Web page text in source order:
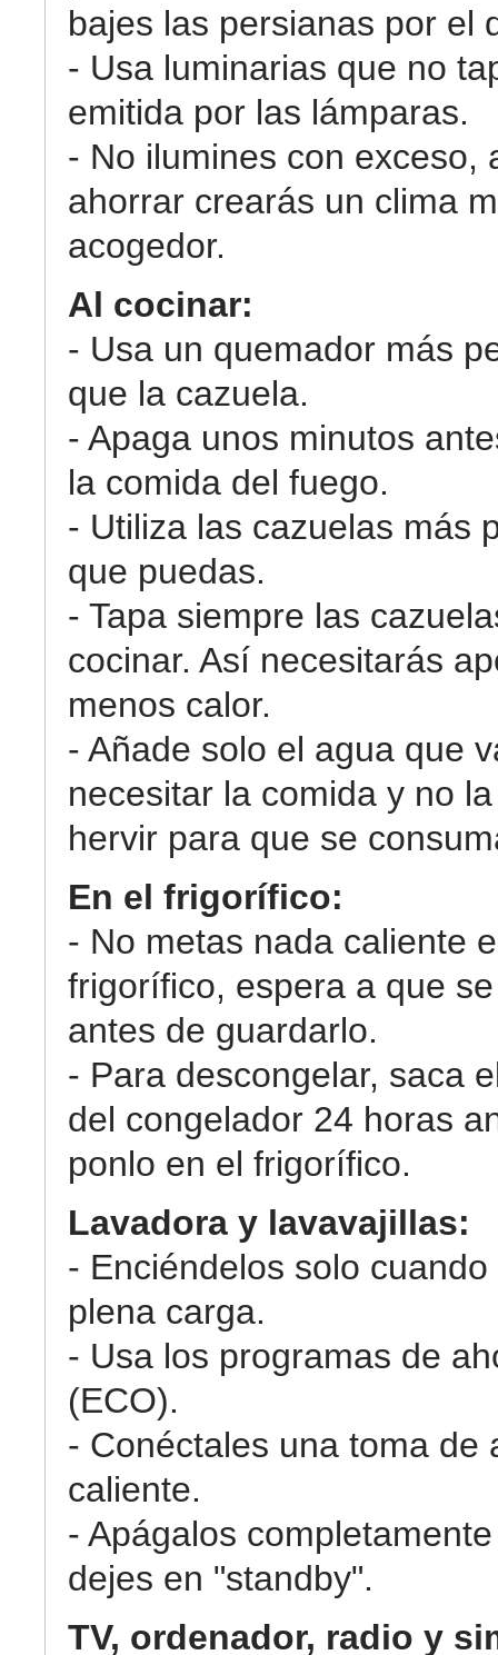
bajes las persianas por el
- Usa luminarias que no
emitida por las lámparas.
- No ilumines con exceso,
ahorrar crearás un clima
acogedor.
Al cocinar:
- Usa un quemador más
que la cazuela.
- Apaga unos minutos
la comida del fuego.
- Utiliza las cazuelas más
que puedas.
- Tapa siempre las
cocinar. Así necesitarás
menos calor.
- Añade solo el agua que
necesitar la comida y no
hervir para que se
En el frigorífico:
- No metas nada caliente
frigorífico, espera a que
antes de guardarlo.
- Para descongelar, saca
del congelador 24 horas
ponlo en el frigorífico.
Lavadora y lavavajillas:
- Enciéndelos solo
plena carga.
- Usa los programas de
(ECO).
- Conéctales una toma de
caliente.
- Apágalos
dejes en "standby".
TV, ordenador, radio y